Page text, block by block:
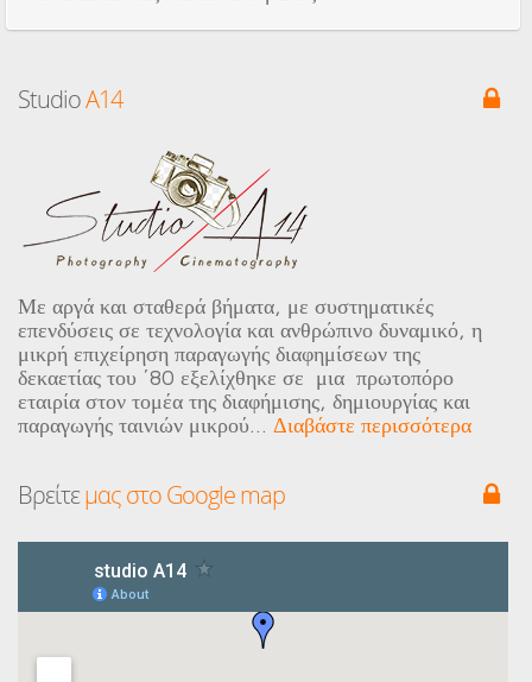
Studio A14
Με αργά και σταθερά βήματα, με συστηματικές
επενδύσεις σε τεχνολογία και ανθρώπινο δυναμικό, η
μικρή επιχείρηση παραγωγής διαφημίσεων της
δεκαετίας του ΄80 εξελίχθηκε σε μια πρωτοπόρο
εταιρία στον τομέα της διαφήμισης, δημιουργίας και
παραγωγής ταινιών μικρού... Διαβάστε περισσότερα
Βρείτε μας στo Google map